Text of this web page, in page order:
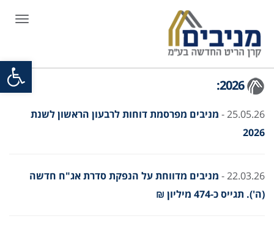
פתח
2026:
25.05.26 -
מניבים מפרסמת דוחות לרבעון הראשון לשנת
2026
22.03.26 -
מניבים מדווחת על הנפקת סדרת אג"ח חדשה
(ה'). תגייס כ-474 מיליון ₪